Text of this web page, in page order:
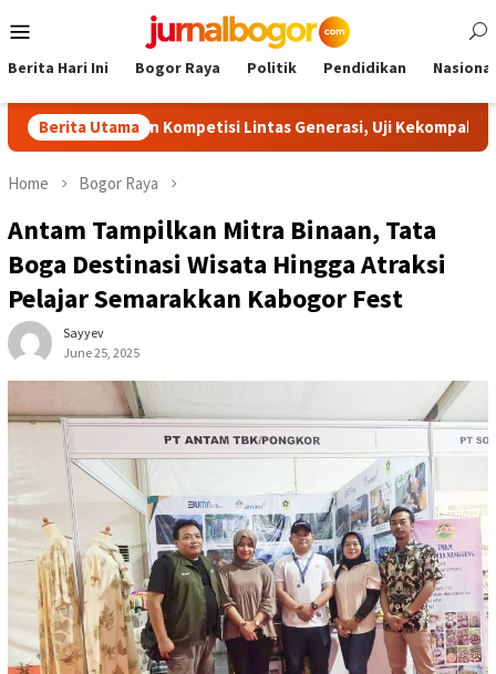
to
Menu
Berita Hari Ini Bogor Raya Politik Pendidikan Nasional
Berita Utama
Kompetisi Lintas Generasi, Uji Kekompakan dan
Home Bogor Raya
Antam Tampilkan Mitra Binaan, Tata
Boga Destinasi Wisata Hingga Atraksi
Pelajar Semarakkan Kabogor Fest
Sayyev
June 25, 2025